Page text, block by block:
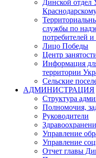
Динской отдел
службы по
потребителей и
Лицо Победы
Центр
Информация
территории
Сельские
АДМИНИСТРАЦИЯ
Структура
Полномочия,
Руководители
Управление
Управление
Отчет главы